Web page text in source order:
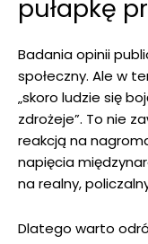
pułapkę
Badania opinii
społeczny. Ale w
„skoro ludzie się
zdrożeje”. To nie
reakcją na
napięcia
na realny,
Dlatego warto